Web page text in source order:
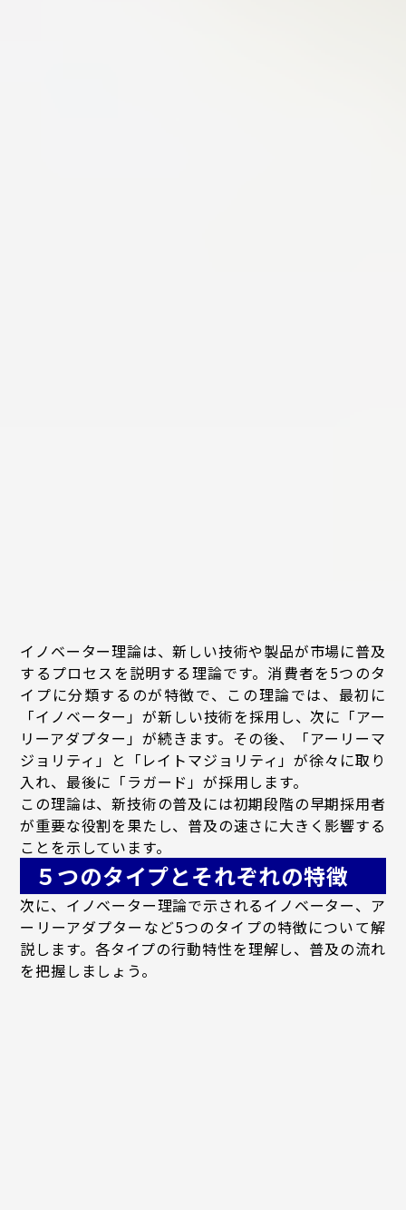
イノベーター理論は、新しい技術や製品が市場に普及
するプロセスを説明する理論です。消費者を5つのタ
イプに分類するのが特徴で、この理論では、最初に
「イノベーター」が新しい技術を採用し、次に「アー
リーアダプター」が続きます。その後、「アーリーマ
ジョリティ」と「レイトマジョリティ」が徐々に取り
入れ、最後に「ラガード」が採用します。
この理論は、新技術の普及には初期段階の早期採用者
が重要な役割を果たし、普及の速さに大きく影響する
ことを示しています。
５つのタイプとそれぞれの特徴
次に、イノベーター理論で示されるイノベーター、ア
ーリーアダプターなど5つのタイプの特徴について解
説します。各タイプの行動特性を理解し、普及の流れ
を把握しましょう。